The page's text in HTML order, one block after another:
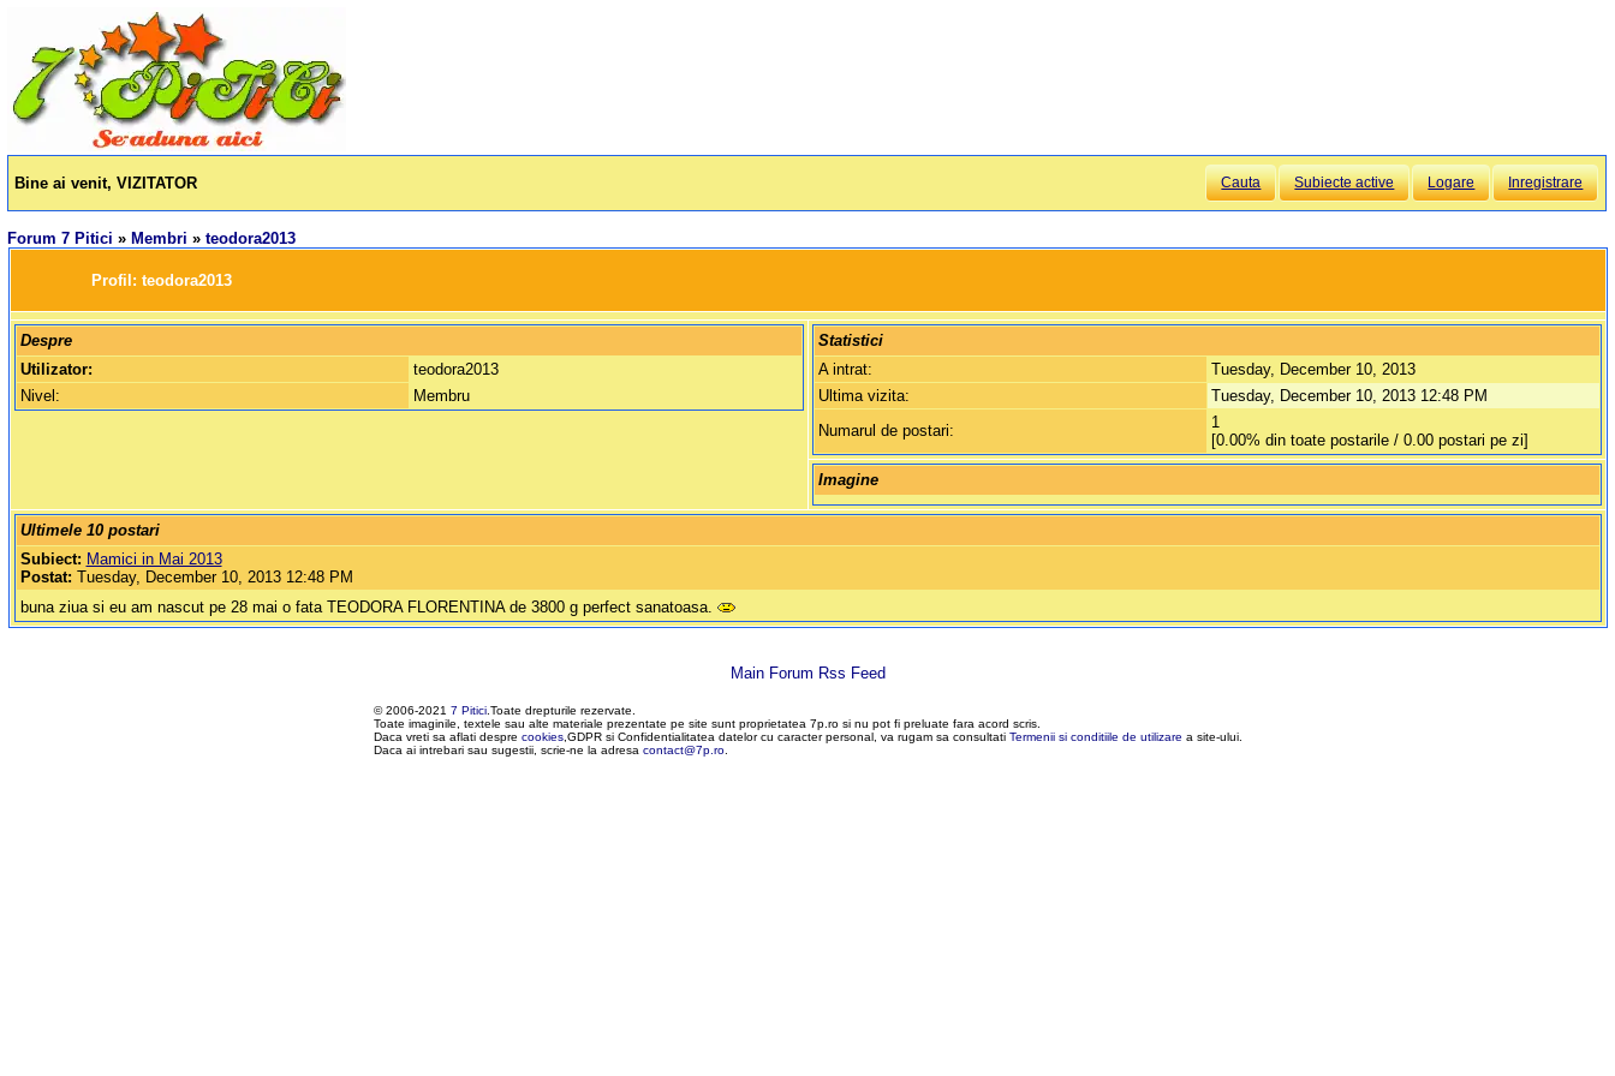
Bine ai venit, VIZITATOR Cauta Subiecte active Logare Inregistrare
Forum 7 Pitici » Membri »teodora2013
		Profil:
teodora2013
Despre
Utilizator:
teodora2013
Nivel:
Membru
Statistici
A intrat:
Tuesday, December 10, 2013
Ultima vizita:
Tuesday, December 10, 2013 12:48 PM
Numarul de postari:
1
[0.00% din toate postarile / 0.00 postari pe zi]
Imagine
Ultimele 10 postari
Subiect: Mamici in Mai 2013
Postat: Tuesday, December 10, 2013 12:48 PM
buna ziua si eu am nascut pe 28 mai o fata TEODORA FLORENTINA de 3800 g perfect sanatoasa.
Main Forum Rss Feed
© 2006-2021 7 Pitici.Toate drepturile rezervate.
Toate imaginile, textele sau alte materiale prezentate pe site sunt proprietatea 7p.ro si nu pot fi preluate fara acord scris.
Daca vreti sa aflati despre cookies,GDPR si Confidentialitatea datelor cu caracter personal, va rugam sa consultati Termenii si conditiile de utilizare a site-ului.
Daca ai intrebari sau sugestii, scrie-ne la adresa contact@7p.ro.